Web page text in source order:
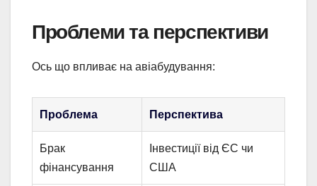
Проблеми та перспективи
Ось що впливає на авіабудування:
Проблема Перспектива
Брак
фінансування
Інвестиції від ЄС чи
США